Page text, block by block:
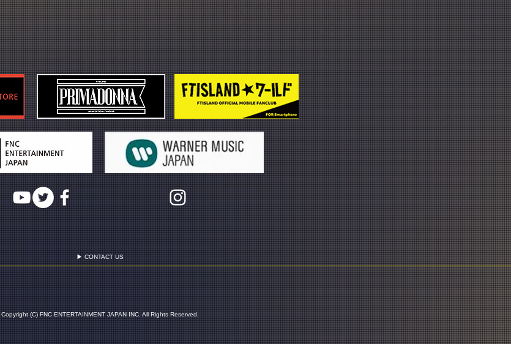
▶ CONTACT US
Copyright (C) FNC ENTERTAINMENT JAPAN INC. All Rights Reserved.